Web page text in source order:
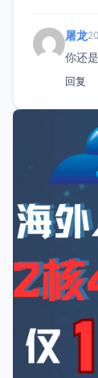
屠龙
你还
回复